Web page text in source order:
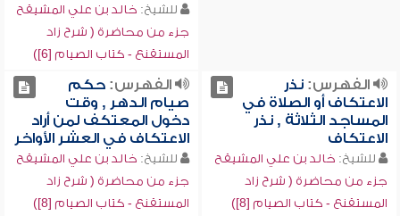
للشيخ: خالد بن علي المشيقح
جزء من محاضرة ( شرح زاد
المستقنع - كتاب الصيام [6])
الفهرس:نذر
الاعتكاف أو الصلاة في
المساجد الثلاثة , نذر
الاعتكاف
للشيخ: خالد بن علي المشيقح
جزء من محاضرة ( شرح زاد
المستقنع - كتاب الصيام [8])
الفهرس:حكم
صيام الدهر , وقت
دخول المعتكف لمن أراد
الاعتكاف في العشر الأواخر
للشيخ: خالد بن علي المشيقح
جزء من محاضرة ( شرح زاد
المستقنع - كتاب الصيام [8])